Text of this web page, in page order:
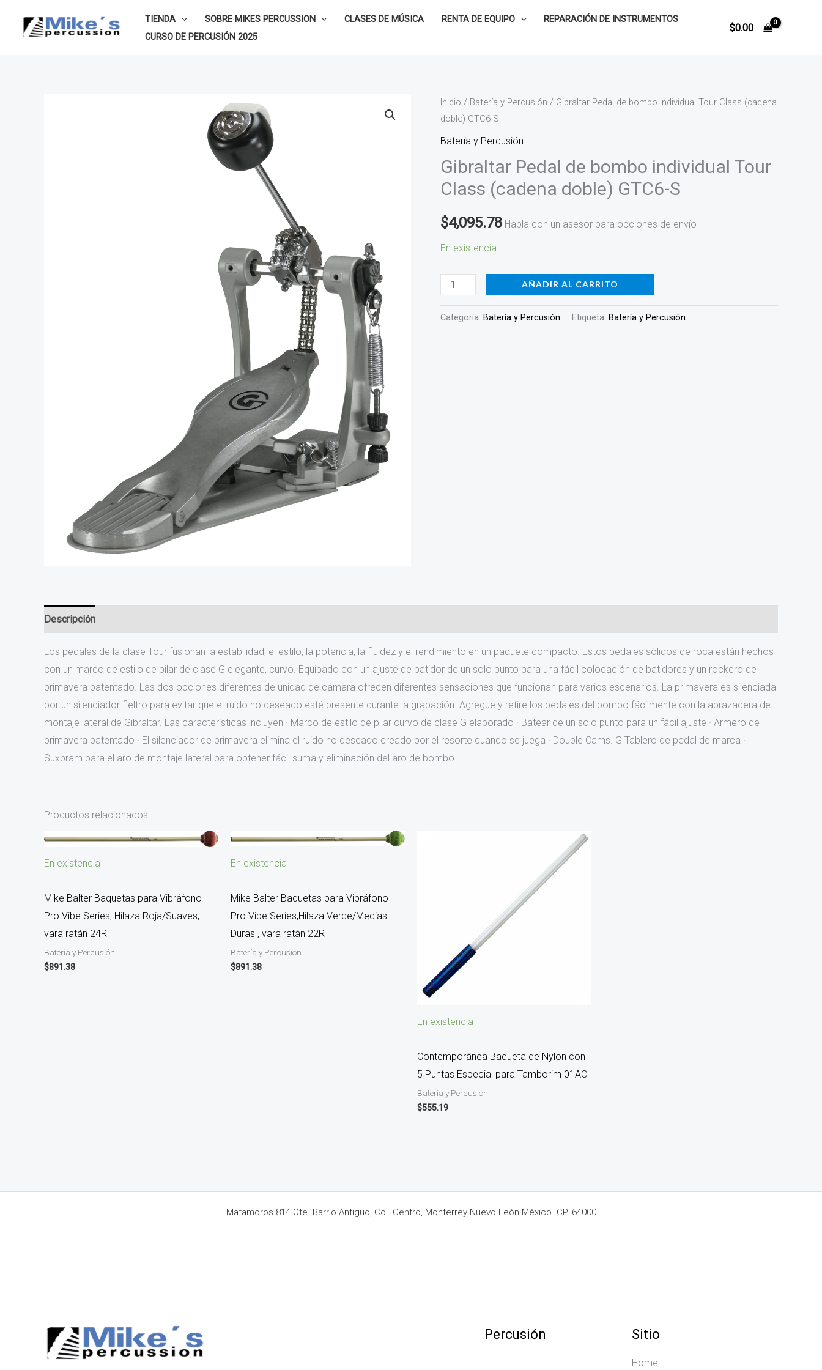
TIENDA SOBRE MIKES PERCUSSION CLASES DE MÚSICA RENTA DE EQUIPO
REPARACIÓN DE INSTRUMENTOS
CURSO DE PERCUSIÓN 2025
$0.00
Inicio / Batería y Percusión / Gibraltar Pedal de bombo individual Tour Class (cadena
doble) GTC6-S
Batería y Percusión
Gibraltar Pedal de bombo individual Tour
Class (cadena doble) GTC6-S
$4,095.78 Habla con un asesor para opciones de envío
En existencia
Gibraltar
Pedal
de
individual
Tour
(cadena
doble)
cantidad
AÑADIR AL CARRITO
Categoría: Batería y Percusión Etiqueta: Batería y Percusión
Descripción
Los pedales de la clase Tour fusionan la estabilidad, el estilo, la potencia, la fluidez y el rendimiento en un paquete compacto. Estos pedales sólidos de roca están hechos
con un marco de estilo de pilar de clase G elegante, curvo. Equipado con un ajuste de batidor de un solo punto para una fácil colocación de batidores y un rockero de
primavera patentado. Las dos opciones diferentes de unidad de cámara ofrecen diferentes sensaciones que funcionan para varios escenarios. La primavera es silenciada
por un silenciador fieltro para evitar que el ruido no deseado esté presente durante la grabación. Agregue y retire los pedales del bombo fácilmente con la abrazadera de
montaje lateral de Gibraltar. Las características incluyen · Marco de estilo de pilar curvo de clase G elaborado · Batear de un solo punto para un fácil ajuste · Armero de
primavera patentado · El silenciador de primavera elimina el ruido no deseado creado por el resorte cuando se juega · Double Cams. G Tablero de pedal de marca ·
Suxbram para el aro de montaje lateral para obtener fácil suma y eliminación del aro de bombo
Productos relacionados
En existencia
Mike Balter Baquetas para Vibráfono
Pro Vibe Series, Hilaza Roja/Suaves,
vara ratán 24R
Batería y Percusión
$891.38
En existencia
Mike Balter Baquetas para Vibráfono
Pro Vibe Series,Hilaza Verde/Medias
Duras , vara ratán 22R
Batería y Percusión
$891.38
En existencia
Contemporânea Baqueta de Nylon con
5 Puntas Especial para Tamborim 01AC
Batería y Percusión
$555.19
Matamoros 814 Ote. Barrio Antiguo, Col. Centro, Monterrey Nuevo León México. CP. 64000
Percusión Sitio
Home